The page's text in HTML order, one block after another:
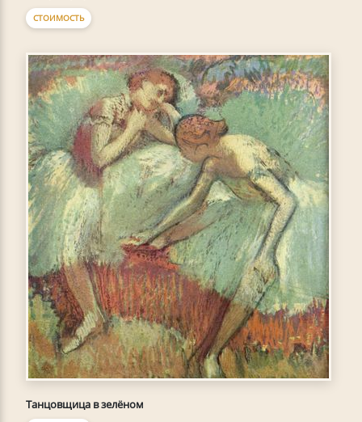
СТОИМОСТЬ
Танцовщица в зелёном